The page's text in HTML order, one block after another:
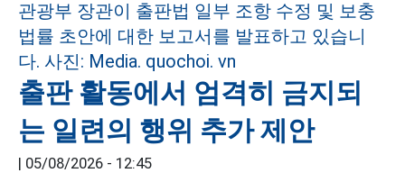
출판 활동에서 엄격히 금지되
는 일련의 행위 추가 제안
| 05/08/2026 - 12:45